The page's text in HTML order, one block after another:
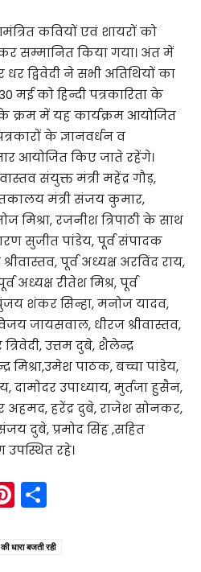
कवियों एवं शायरों को
सम्मानित किया गया। अंत में
द्विवेदी ने सभी अतिथियों का
मई को हिन्दी पत्रकारिता के
क्रम में यह कार्यक्रम आयोजित
के ज्ञानवर्धन व
आयोजित किए जाते रहेंगे।
संयुक्त मंत्री महेंद्र गौड़,
मंत्री संजय कुमार,
मिश्रा, रजनीश त्रिपाठी के साथ
सुजीत पांडेय, पूर्व संपादक
पूर्व अध्यक्ष अरविंद राय,
अध्यक्ष रीतेश मिश्र, पूर्व
शंकर सिन्हा, मनोज यादव,
जायसवाल, धीरज श्रीवास्तव,
उत्तम दुबे, शैलेन्द्र
मिश्रा,उमेश पाठक, बच्चा पांडेय,
उपाध्याय, मुर्तजा हुसैन,
अहमद, हरेंद्र दुबे, राजेश सोनकर,
दुबे, प्रमोद सिंह ,सहित
रहे।
Pi
nt
er ar
धारा बजती रही